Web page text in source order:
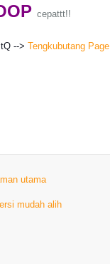
OP cepattt!!
--> Tengkubutang Page
utama
mudah alih